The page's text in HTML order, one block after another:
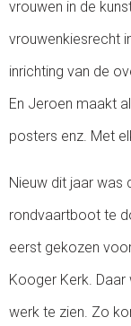
vrouwen in de
vrouwenkiesrecht
inrichting van de
En Jeroen maakt
posters enz. Met
Nieuw dit jaar was
rondvaartboot te
eerst gekozen
Kooger Kerk. Daar
werk te zien. Zo